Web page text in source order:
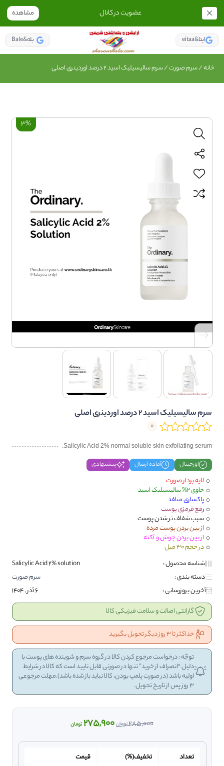
عضویت در کانال مشاهده
eitaa&ایتا Bale&بله
خانه/سرم صورت/ سرم سالیسیلیک اسید 2 درصد اوردینری اصلی
سرم سالیسیلیک اسید 2 درصد اوردینری اصلی
0
Salicylic Acid 2% normal soluble skin exfoliating serum.
اورجینال آماده ارسال پیشنهادی
لایه بردار صورت
حاوی 2% سالیسیلیک اسید
پاکسازی منافذ
رفع قرمزی پوست
سبب شفاف تر شدن پوست
از بین بردن پوست مرده
از بین بردن جوش و آکنه
در حجم 30 میل
شناسه محصول :
Salicylic Acid 2% solution
دسته بندی :
سرم صورت
آخرین بروزرسانی :
6 آذر , 1404
گارانتی اصالت و سلامت فیزیکی کالا
حداکثر تا 3 روز دیگر تحویل بگیرید
توجّه : درخواست مرجوع کردن کالا در گروه سرم و شوینده های پوست با
دلیل “انصراف از خرید” تنها در صورتی قابل تایید است که کالا در شرایط
اولیه باشد (در صورت پلمپ بودن، کالا نباید باز شده باشد).مهلت مرجوعی
3 روز پس از تاریخ تحویل.
285,000تومان275,900تومان
تعداد تخفیف(%)
قیمت
3%